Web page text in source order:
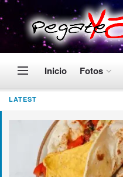
LATEST
Inicio Fotos